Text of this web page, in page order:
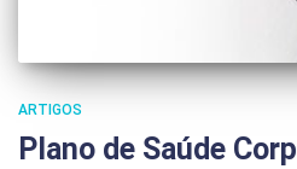
ARTIGOS
Plano de Saúde